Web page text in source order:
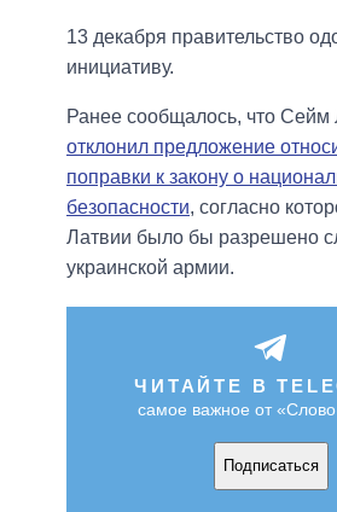
13 декабря правительство
инициативу.
Ранее сообщалось, что Сейм
отклонил предложение
поправки к закону о
безопасности, согласно
Латвии было бы разрешено
украинской армии.
ЧИТАЙТЕ В
самое важное от
Подписаться